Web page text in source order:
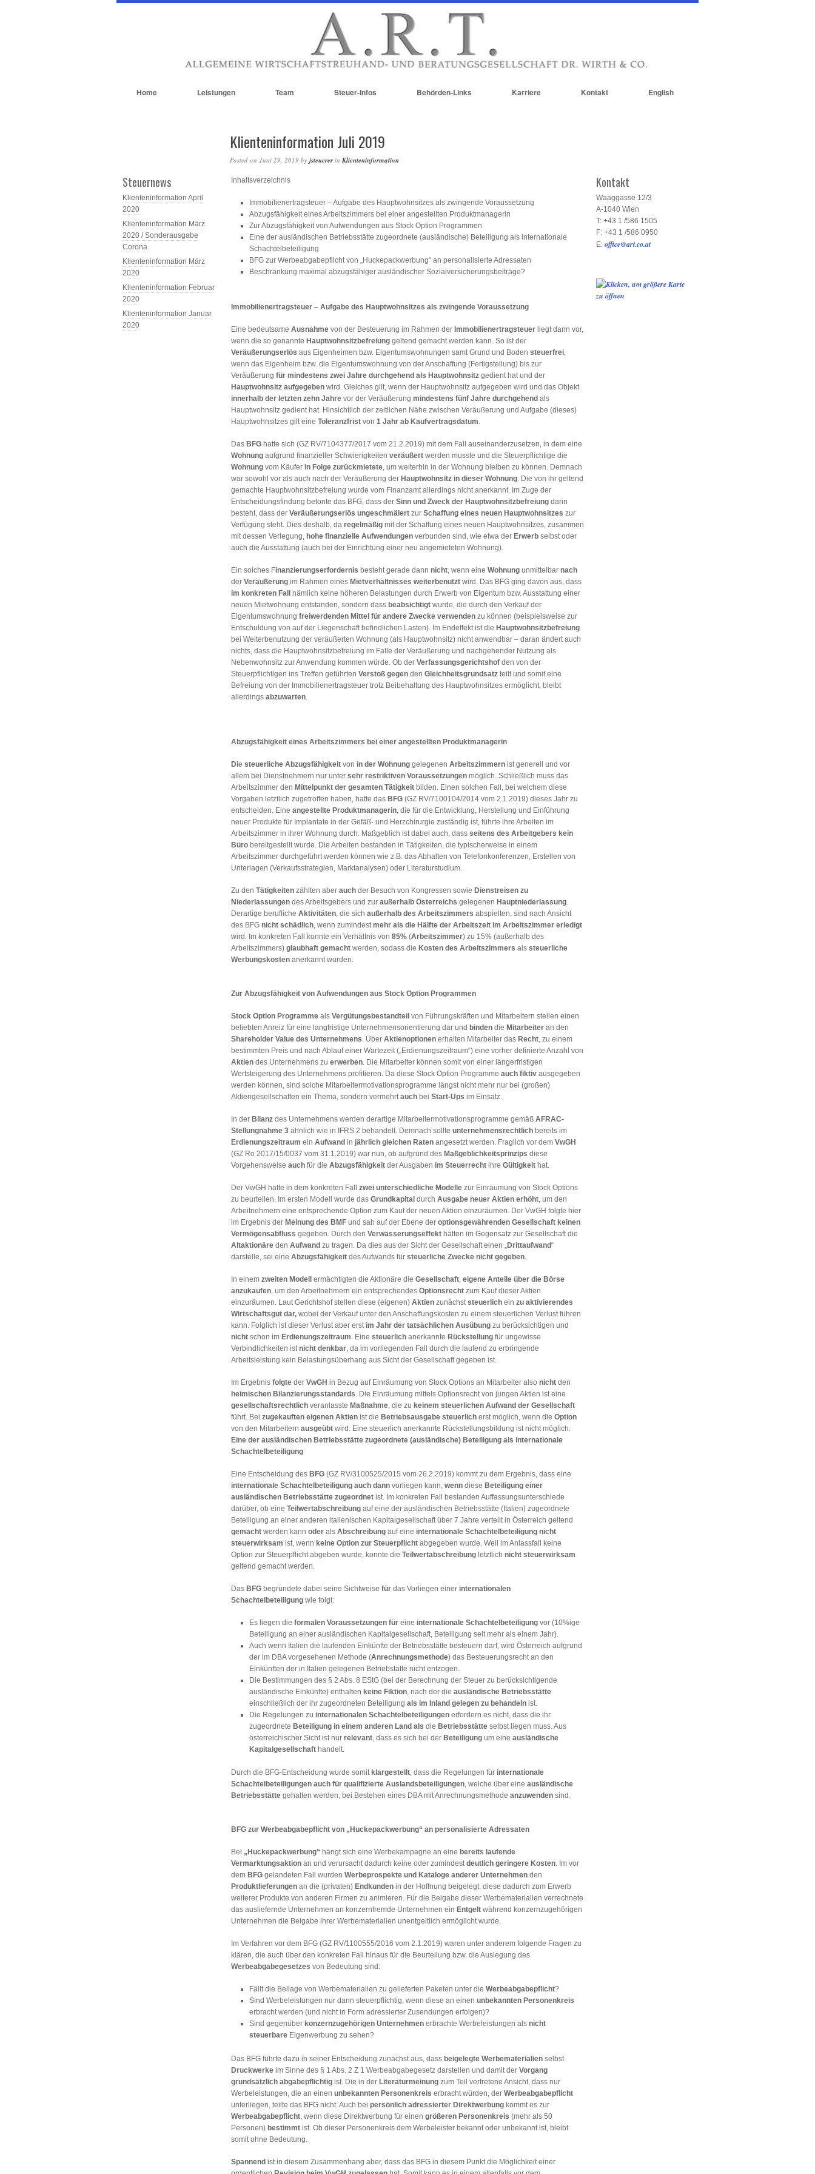
Home Leistungen Team Steuer-Infos Behörden-Links Karriere Kontakt English
Klienteninformation Juli 2019
Posted on Juni 29, 2019 by jsteuererin Klienteninformation
Steuernews
Klienteninformation April
2020
Klienteninformation März
2020 / Sonderausgabe
Corona
Klienteninformation März
2020
Klienteninformation Februar
2020
Klienteninformation Januar
2020
Inhaltsverzeichnis
Immobilienertragsteuer – Aufgabe des Hauptwohnsitzes als zwingende Voraussetzung
Abzugsfähigkeit eines Arbeitszimmers bei einer angestellten Produktmanagerin
Zur Abzugsfähigkeit von Aufwendungen aus Stock Option Programmen
Eine der ausländischen Betriebsstätte zugeordnete (ausländische) Beteiligung als internationale
Schachtelbeteiligung
BFG zur Werbeabgabepflicht von „Huckepackwerbung“ an personalisierte Adressaten
Beschränkung maximal abzugsfähiger ausländischer Sozialversicherungsbeiträge?
Immobilienertragsteuer – Aufgabe des Hauptwohnsitzes als zwingende Voraussetzung
Eine bedeutsame Ausnahmevon der Besteuerung im Rahmen der Immobilienertragsteuer liegt dann vor,
wenn die so genannte Hauptwohnsitzbefreiunggeltend gemacht werden kann. So ist der
Veräußerungserlös aus Eigenheimen bzw. Eigentumswohnungen samt Grund und Boden steuerfrei,
wenn das Eigenheim bzw. die Eigentumswohnung von der Anschaffung (Fertigstellung) bis zur
Veräußerung für mindestens zwei Jahre durchgehend als Hauptwohnsitzgedient hat und der
Hauptwohnsitz aufgegebenwird. Gleiches gilt, wenn der Hauptwohnsitz aufgegeben wird und das Objekt
innerhalb der letzten zehn Jahrevor der Veräußerung mindestens fünf Jahre durchgehendals
Hauptwohnsitz gedient hat. Hinsichtlich der zeitlichen Nähe zwischen Veräußerung und Aufgabe (dieses)
Hauptwohnsitzes gilt eine Toleranzfristvon 1 Jahr ab Kaufvertragsdatum
Das BFGhatte sich (GZ RV/7104377/2017 vom 21.2.2019) mit dem Fall auseinanderzusetzen, in dem eine
Wohnungaufgrund finanzieller Schwierigkeiten veräußertwerden musste und die Steuerpflichtige die
Wohnungvom Käufer in Folge zurückmietete, um weiterhin in der Wohnung bleiben zu können. Demnach
war sowohl vor als auch nach der Veräußerung der Hauptwohnsitz in dieser Wohnung. Die von ihr geltend
gemachte Hauptwohnsitzbefreiung wurde vom Finanzamt allerdings nicht anerkannt. Im Zuge der
Entscheidungsfindung betonte das BFG, dass der Sinn und Zweck der Hauptwohnsitzbefreiungdarin
besteht, dass der Veräußerungserlös ungeschmälertzur Schaffung eines neuen Hauptwohnsitzes zur
Verfügung steht. Dies deshalb, da regelmäßigmit der Schaffung eines neuen Hauptwohnsitzes, zusammen
mit dessen Verlegung, hohe finanzielle Aufwendungenverbunden sind, wie etwa der Erwerbselbst oder
auch die Ausstattung (auch bei der Einrichtung einer neu angemieteten Wohnung).
Ein solches Finanzierungserfordernis besteht gerade dann nicht, wenn eine Wohnungunmittelbar nach
der Veräußerungim Rahmen eines Mietverhältnisses weiterbenutztwird. Das BFG ging davon aus, dass
im konkreten Fallnämlich keine höheren Belastungen durch Erwerb von Eigentum bzw. Ausstattung einer
neuen Mietwohnung entstanden, sondern dass beabsichtigtwurde, die durch den Verkauf der
Eigentumswohnung freiwerdenden Mittel für andere Zwecke verwendenzu können (beispielsweise zur
Entschuldung von auf der Liegenschaft befindlichen Lasten). Im Endeffekt ist die Hauptwohnsitzbefreiung
bei Weiterbenutzung der veräußerten Wohnung (als Hauptwohnsitz) nicht anwendbar – daran ändert auch
nichts, dass die Hauptwohnsitzbefreiung im Falle der Veräußerung und nachgehender Nutzung als
Nebenwohnsitz zur Anwendung kommen würde. Ob der Verfassungsgerichtshofden von der
Steuerpflichtigen ins Treffen geführten Verstoß gegenden Gleichheitsgrundsatzteilt und somit eine
Befreiung von der Immobilienertragsteuer trotz Beibehaltung des Hauptwohnsitzes ermöglicht, bleibt
allerdings abzuwarten.
Abzugsfähigkeit eines Arbeitszimmers bei einer angestellten Produktmanagerin
Die steuerliche Abzugsfähigkeitvon in der Wohnunggelegenen Arbeitszimmernist generell und vor
allem bei Dienstnehmern nur unter sehr restriktiven Voraussetzungenmöglich. Schließlich muss das
Arbeitszimmer den Mittelpunkt der gesamten Tätigkeitbilden. Einen solchen Fall, bei welchem diese
Vorgaben letztlich zugetroffen haben, hatte das BFG(GZ RV/7100104/2014 vom 2.1.2019) dieses Jahr zu
entscheiden. Eine angestellte Produktmanagerin, die für die Entwicklung, Herstellung und Einführung
neuer Produkte für Implantate in der Gefäß- und Herzchirurgie zuständig ist, führte ihre Arbeiten im
Arbeitszimmer in ihrer Wohnung durch. Maßgeblich ist dabei auch, dass seitens des Arbeitgebers kein
Bürobereitgestellt wurde. Die Arbeiten bestanden in Tätigkeiten, die typischerweise in einem
Arbeitszimmer durchgeführt werden können wie z.B. das Abhalten von Telefonkonferenzen, Erstellen von
Unterlagen (Verkaufsstrategien, Marktanalysen) oder Literaturstudium.
Zu den Tätigkeitenzählten aber auchder Besuch von Kongressen sowie Dienstreisen zu
Niederlassungendes Arbeitsgebers und zur außerhalb Österreichs gelegenen Hauptniederlassung.
Derartige berufliche Aktivitäten, die sich außerhalb des Arbeitszimmers abspielten, sind nach Ansicht
des BFG nicht schädlich, wenn zumindest mehr als die Hälfte der Arbeitszeit im Arbeitszimmer erledigt
wird. Im konkreten Fall konnte ein Verhältnis von 85%(Arbeitszimmer) zu 15% (außerhalb des
Arbeitszimmers) glaubhaft gemachtwerden, sodass die Kosten des Arbeitszimmers als steuerliche
Werbungskostenanerkannt wurden.
Zur Abzugsfähigkeit von Aufwendungen aus Stock Option Programmen
Stock Option Programmeals Vergütungsbestandteilvon Führungskräften und Mitarbeitern stellen einen
beliebten Anreiz für eine langfristige Unternehmensorientierung dar und bindendie Mitarbeiteran den
Shareholder Value des Unternehmens . Über Aktienoptionenerhalten Mitarbeiter das Recht, zu einem
bestimmten Preis und nach Ablauf einer Wartezeit („Erdienungszeitraum“) eine vorher definierte Anzahl von
Aktiendes Unternehmens zu erwerben. Die Mitarbeiter können somit von einer längerfristigen
Wertsteigerung des Unternehmens profitieren. Da diese Stock Option Programme auch fiktivausgegeben
werden können, sind solche Mitarbeitermotivationsprogramme längst nicht mehr nur bei (großen)
Aktiengesellschaften ein Thema, sondern vermehrt auchbei Start-Ups im Einsatz.
In der Bilanzdes Unternehmens werden derartige Mitarbeitermotivationsprogramme gemäß AFRAC-
Stellungnahme 3ähnlich wie in IFRS 2 behandelt. Demnach sollte unternehmensrechtlichbereits im
Erdienungszeitraum ein Aufwandin jährlich gleichen Ratenangesetzt werden. Fraglich vor dem VwGH
(GZ Ro 2017/15/0037 vom 31.1.2019) war nun, ob aufgrund des Maßgeblichkeitsprinzips diese
Vorgehensweise auchfür die Abzugsfähigkeitder Ausgaben im Steuerrechtihre Gültigkeithat.
Der VwGH hatte in dem konkreten Fall zwei unterschiedliche Modellezur Einräumung von Stock Options
zu beurteilen. Im ersten Modell wurde das Grundkapitaldurch Ausgabe neuer Aktien erhöht, um den
Arbeitnehmern eine entsprechende Option zum Kauf der neuen Aktien einzuräumen. Der VwGH folgte hier
im Ergebnis der Meinung des BMFund sah auf der Ebene der optionsgewährenden Gesellschaft keinen
Vermögensabfluss gegeben. Durch den Verwässerungseffekthätten im Gegensatz zur Gesellschaft die
Altaktionäreden Aufwandzu tragen. Da dies aus der Sicht der Gesellschaft einen „ Drittaufwand“
darstelle, sei eine Abzugsfähigkeitdes Aufwands für steuerliche Zwecke nicht gegeben.
In einem zweiten Modellermächtigten die Aktionäre die Gesellschaft, eigene Anteile über die Börse
anzukaufen, um den Arbeitnehmern ein entsprechendes Optionsrechtzum Kauf dieser Aktien
einzuräumen. Laut Gerichtshof stellen diese (eigenen) Aktienzunächst steuerlichein zu aktivierendes
Wirtschaftsgut dar,wobei der Verkauf unter den Anschaffungskosten zu einem steuerlichen Verlust führen
kann. Folglich ist dieser Verlust aber erst im Jahr der tatsächlichen Ausübungzu berücksichtigen und
nichtschon im Erdienungszeitraum . Eine steuerlichanerkannte Rückstellungfür ungewisse
Verbindlichkeiten ist nicht denkbar, da im vorliegenden Fall durch die laufend zu erbringende
Arbeitsleistung kein Belastungsüberhang aus Sicht der Gesellschaft gegeben ist.
Im Ergebnis folgteder VwGH in Bezug auf Einräumung von Stock Options an Mitarbeiter also nichtden
heimischen Bilanzierungsstandards . Die Einräumung mittels Optionsrecht von jungen Aktien ist eine
gesellschaftsrechtlichveranlasste Maßnahme, die zu keinem steuerlichen Aufwand der Gesellschaft
führt. Bei zugekauften eigenen Aktienist die Betriebsausgabe steuerlicherst möglich, wenn die Option
von den Mitarbeitern ausgeübtwird. Eine steuerlich anerkannte Rückstellungsbildung ist nicht möglich.
Eine der ausländischen Betriebsstätte zugeordnete (ausländische) Beteiligung als internationale
Schachtelbeteiligung
Eine Entscheidung des BFG(GZ RV/3100525/2015 vom 26.2.2019) kommt zu dem Ergebnis, dass eine
internationale Schachtelbeteiligung auch dannvorliegen kann, wenndiese Beteiligung einer
ausländischen Betriebsstätte zugeordnetist. Im konkreten Fall bestanden Auffassungsunterschiede
darüber, ob eine Teilwertabschreibungauf eine der ausländischen Betriebsstätte (Italien) zugeordnete
Beteiligung an einer anderen italienischen Kapitalgesellschaft über 7 Jahre verteilt in Österreich geltend
gemachtwerden kann oderals Abschreibungauf eine internationale Schachtelbeteiligung nicht
steuerwirksam ist, wenn keine Option zur Steuerpflichtabgegeben wurde. Weil im Anlassfall keine
Option zur Steuerpflicht abgeben wurde, konnte die Teilwertabschreibungletztlich nicht steuerwirksam
geltend gemacht werden.
Das BFGbegründete dabei seine Sichtweise fürdas Vorliegen einer internationalen
Schachtelbeteiligungwie folgt:
Es liegen die formalen Voraussetzungen füreine internationale Schachtelbeteiligungvor (10%ige
Beteiligung an einer ausländischen Kapitalgesellschaft, Beteiligung seit mehr als einem Jahr).
Auch wenn Italien die laufenden Einkünfte der Betriebsstätte besteuern darf, wird Österreich aufgrund
der im DBA vorgesehenen Methode (Anrechnungsmethode) das Besteuerungsrecht an den
Einkünften der in Italien gelegenen Betriebstätte nicht entzogen.
Die Bestimmungen des § 2 Abs. 8 EStG (bei der Berechnung der Steuer zu berücksichtigende
ausländische Einkünfte) enthalten keine Fiktion, nach der die ausländische Betriebsstätte
einschließlich der ihr zugeordneten Beteiligung als im Inland gelegen zu behandelnist.
Die Regelungen zu internationalen Schachtelbeteiligungenerfordern es nicht, dass die ihr
zugeordnete Beteiligung in einem anderen Land als die Betriebsstätteselbst liegen muss. Aus
österreichischer Sicht ist nur relevant, dass es sich bei der Beteiligungum eine ausländische
Kapitalgesellschaft handelt.
Durch die BFG-Entscheidung wurde somit klargestellt, dass die Regelungen für internationale
Schachtelbeteiligungen auch für qualifizierte Auslandsbeteiligungen, welche über eine ausländische
Betriebsstättegehalten werden, bei Bestehen eines DBA mit Anrechnungsmethode anzuwendensind.
BFG zur Werbeabgabepflicht von „Huckepackwerbung“ an personalisierte Adressaten
Bei „Huckepackwerbung“ hängt sich eine Werbekampagne an eine bereits laufende
Vermarktungsaktionan und verursacht dadurch keine oder zumindestdeutlich geringere Kosten. Im vor
dem BFGgelandeten Fall wurden Werbeprospekte und Kataloge anderer Unternehmenden
Produktlieferungenan die (privaten) Endkundenin der Hoffnung beigelegt, diese dadurch zum Erwerb
weiterer Produkte von anderen Firmen zu animieren. Für die Beigabe dieser Werbematerialien verrechnete
das ausliefernde Unternehmen an konzernfremde Unternehmen ein Entgeltwährend konzernzugehörigen
Unternehmen die Beigabe ihrer Werbematerialien unentgeltlich ermöglicht wurde.
Im Verfahren vor dem BFG (GZ RV/1100555/2016 vom 2.1.2019) waren unter anderem folgende Fragen zu
klären, die auch über den konkreten Fall hinaus für die Beurteilung bzw. die Auslegung des
Werbeabgabegesetzes von Bedeutung sind:
Fällt die Beilage von Werbematerialien zu gelieferten Paketen unter die Werbeabgabepflicht?
Sind Werbeleistungen nur dann steuerpflichtig, wenn diese an einen unbekannten Personenkreis
erbracht werden (und nicht in Form adressierter Zusendungen erfolgen)?
Sind gegenüber konzernzugehörigen Unternehmenerbrachte Werbeleistungen als nicht
steuerbareEigenwerbung zu sehen?
Das BFG führte dazu in seiner Entscheidung zunächst aus, dass beigelegte Werbematerialienselbst
Druckwerkeim Sinne des § 1 Abs. 2 Z 1 Werbeabgabegesetz darstellen und damit der Vorgang
grundsätzlich abgabepflichtigist. Die in der Literaturmeinungzum Teil vertretene Ansicht, dass nur
Werbeleistungen, die an einen unbekannten Personenkreis erbracht würden, der Werbeabgabepflicht
unterliegen, teilte das BFG nicht. Auch bei persönlich adressierter Direktwerbungkommt es zur
Werbeabgabepflicht, wenn diese Direktwerbung für einen größeren Personenkreis (mehr als 50
Personen) bestimmtist. Ob dieser Personenkreis dem Werbeleister bekannt oder unbekannt ist, bleibt
somit ohne Bedeutung.
Spannendist in diesem Zusammenhang aber, dass das BFG in diesem Punkt die Möglichkeit einer
Kontakt
Waaggasse 12/3
A-1040 Wien
T: +43 1 /586 1505
F: +43 1 /586 0950
E: office@art.co.at